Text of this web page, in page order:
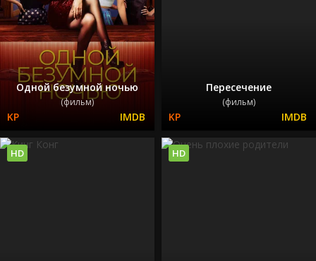
Одной безумной ночью
(фильм)
Пересечение
(фильм)
HD HD